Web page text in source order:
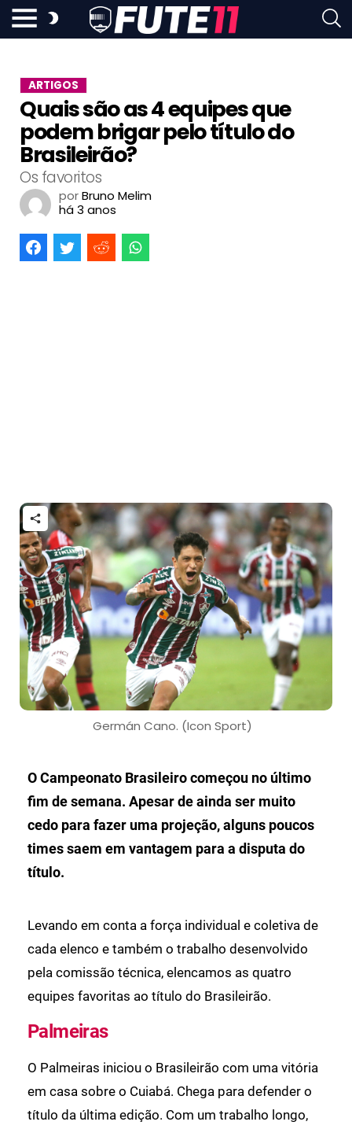
ARTIGOS
Quais são as 4 equipes que
podem brigar pelo título do
Brasileirão?
Os favoritos
porBruno Melim
há 3 anos
Germán Cano. (Icon Sport)
O Campeonato Brasileiro começou no último
fim de semana. Apesar de ainda ser muito
cedo para fazer uma projeção, alguns poucos
times saem em vantagem para a disputa do
título.
Levando em conta a força individual e coletiva de
cada elenco e também o trabalho desenvolvido
pela comissão técnica, elencamos as quatro
equipes favoritas ao título do Brasileirão.
Palmeiras
O Palmeiras iniciou o Brasileirão com uma vitória
em casa sobre o Cuiabá. Chega para defender o
título da última edição. Com um trabalho longo,